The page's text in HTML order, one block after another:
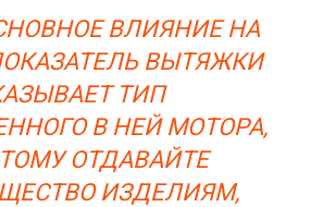
ВЛИЯНИЕ НА
ВЫТЯЖКИ
ТИП
В НЕЙ МОТОРА,
ОТДАВАЙТЕ
ИЗДЕЛИЯМ,